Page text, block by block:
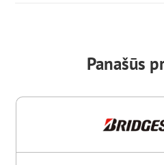
Panašūs